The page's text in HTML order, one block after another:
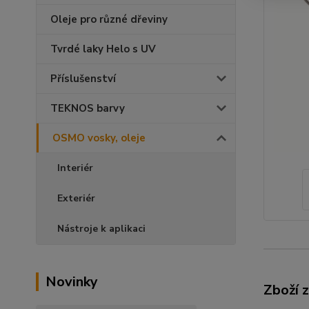
Oleje pro různé dřeviny
Tvrdé laky Helo s UV
Příslušenství
TEKNOS barvy
OSMO vosky, oleje
Interiér
Exteriér
Nástroje k aplikaci
Novinky Zboží